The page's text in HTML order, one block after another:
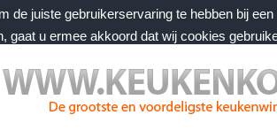
de juiste gebruikerservaring te hebben bij
gaat u ermee akkoord dat wij cookies
2026, 00:02 uur